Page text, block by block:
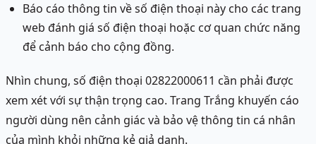
Báo cáo thông tin về số điện thoại này cho các trang
web đánh giá số điện thoại hoặc cơ quan chức năng
để cảnh báo cho cộng đồng.
Nhìn chung, số điện thoại 02822000611 cần phải được
xem xét với sự thận trọng cao. Trang Trắng khuyến cáo
người dùng nên cảnh giác và bảo vệ thông tin cá nhân
của mình khỏi những kẻ giả danh.